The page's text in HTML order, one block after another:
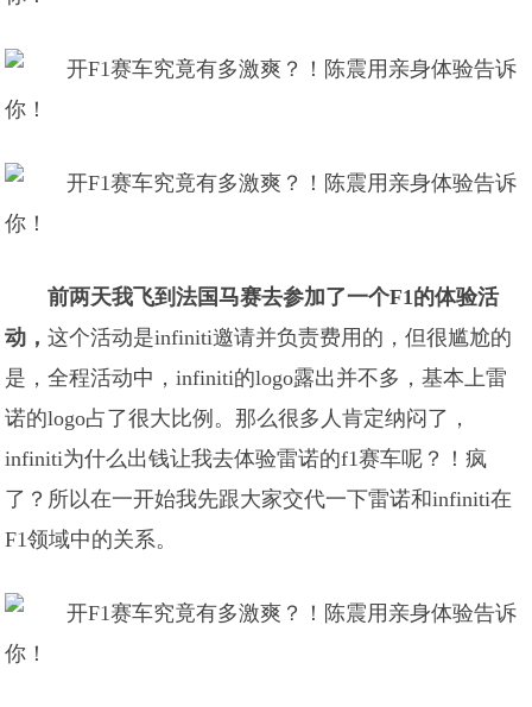
前两天我飞到法国马赛去参加了一个F1的体验活
动，这个活动是infiniti邀请并负责费用的，但很尴尬的
是，全程活动中，infiniti的logo露出并不多，基本上雷
诺的logo占了很大比例。那么很多人肯定纳闷了，
infiniti为什么出钱让我去体验雷诺的f1赛车呢？！疯
了？所以在一开始我先跟大家交代一下雷诺和infiniti在
F1领域中的关系。